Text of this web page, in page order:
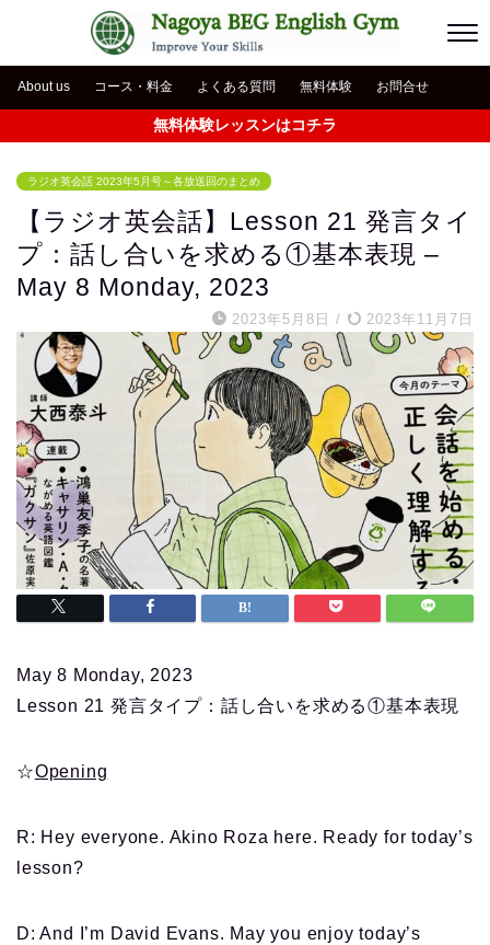
About us コース・料金 よくある質問 無料体験 お問合せ
無料体験レッスンはコチラ
ラジオ英会話 2023年5月号～各放送回のまとめ
【ラジオ英会話】Lesson 21 発言タイ
プ：話し合いを求める①基本表現 –
May 8 Monday, 2023
2023年5月8日 / 2023年11月7日
May 8 Monday, 2023
Lesson 21 発言タイプ：話し合いを求める①基本表現
☆Opening
R: Hey everyone. Akino Roza here. Ready for today’s
lesson?
D: And I’m David Evans. May you enjoy today’s